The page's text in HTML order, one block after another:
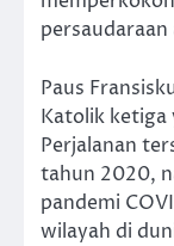
Paus
Katolik ketiga
Perjalanan
tahun 2020,
pandemi
wilayah di